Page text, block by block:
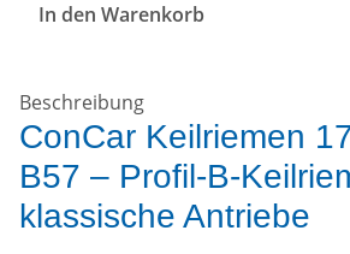
In den Warenkorb
Beschreibung
ConCar Keilriemen
B57 – Profil-B-
klassische Antriebe